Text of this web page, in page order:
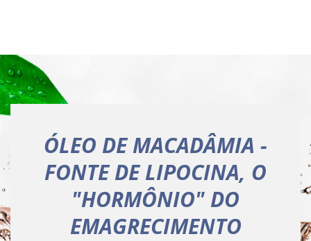
ÓLEO DE MACADÂMIA -
FONTE DE LIPOCINA, O
"HORMÔNIO" DO
EMAGRECIMENTO